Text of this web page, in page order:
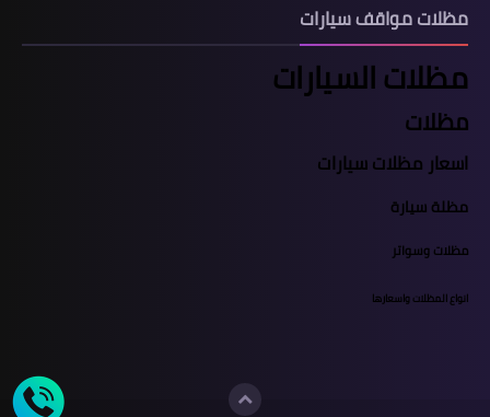
مظلات مواقف سيارات
مظلات السيارات
مظلات
اسعار مظلات سيارات
مظلة سيارة
مظلات وسواتر
انواع المظلات واسعارها